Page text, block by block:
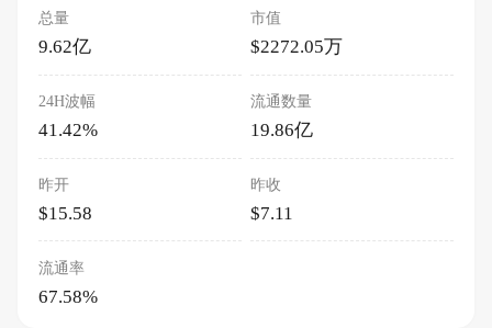
总量
9.62亿
市值
$2272.05万
24H波幅
41.42%
流通数量
19.86亿
昨开
$15.58
昨收
$7.11
流通率
67.58%